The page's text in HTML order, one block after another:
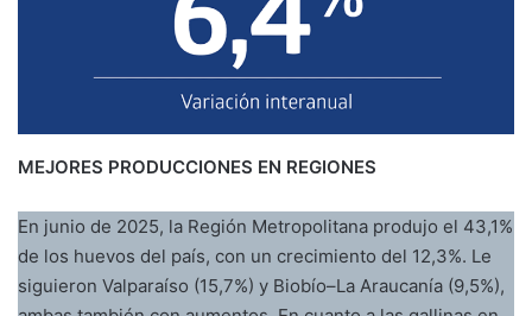
MEJORES PRODUCCIONES EN REGIONES
En junio de 2025, la Región Metropolitana produjo el 43,1%
de los huevos del país, con un crecimiento del 12,3%. Le
siguieron Valparaíso (15,7%) y Biobío–La Araucanía (9,5%),